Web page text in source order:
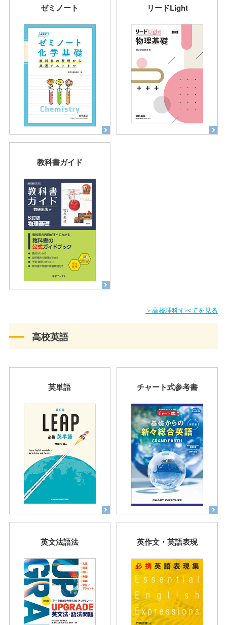
ゼミノート リードLight
教科書ガイド
＞高校理科すべてを見る
高校英語
英単語 チャート式参考書
英文法語法 英作文・英語表現